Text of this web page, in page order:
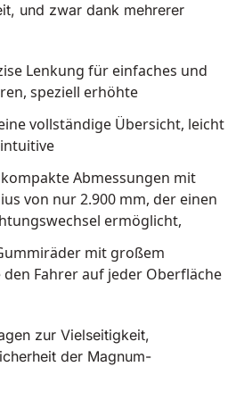
2280 m²/h
2625 m²/h
10200 m²/h
7865 m²/h
und zwar dank mehrerer
Lenkung für einfaches und
speziell erhöhte
vollständige Übersicht, leicht
Abmessungen mit
von nur 2.900 mm, der einen
ermöglicht,
mit großem
den Fahrer auf jeder Oberfläche
zur Vielseitigkeit,
der Magnum-